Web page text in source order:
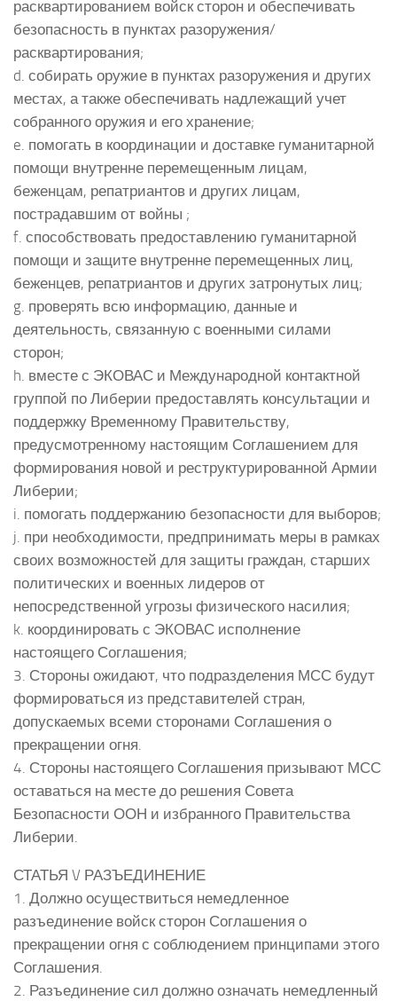
расквартированием войск сторон и обеспечивать
безопасность в пунктах разоружения/
расквартирования;
d. собирать оружие в пунктах разоружения и других
местах, а также обеспечивать надлежащий учет
собранного оружия и его хранение;
e. помогать в координации и доставке гуманитарной
помощи внутренне перемещенным лицам,
беженцам, репатриантов и других лицам,
пострадавшим от войны ;
f. способствовать предоставлению гуманитарной
помощи и защите внутренне перемещенных лиц,
беженцев, репатриантов и других затронутых лиц;
g. проверять всю информацию, данные и
деятельность, связанную с военными силами
сторон;
h. вместе с ЭКОВАС и Международной контактной
группой по Либерии предоставлять консультации и
поддержку Временному Правительству,
предусмотренному настоящим Соглашением для
формирования новой и реструктурированной Армии
Либерии;
i. помогать поддержанию безопасности для выборов;
j. при необходимости, предпринимать меры в рамках
своих возможностей для защиты граждан, старших
политических и военных лидеров от
непосредственной угрозы физического насилия;
k. координировать с ЭКОВАС исполнение
настоящего Соглашения;
3. Стороны ожидают, что подразделения МСС будут
формироваться из представителей стран,
допускаемых всеми сторонами Соглашения о
прекращении огня.
4. Стороны настоящего Соглашения призывают МСС
оставаться на месте до решения Совета
Безопасности ООН и избранного Правительства
Либерии.
СТАТЬЯ V РАЗЪЕДИНЕНИЕ
1. Должно осуществиться немедленное
разъединение войск сторон Соглашения о
прекращении огня с соблюдением принципами этого
Соглашения.
2. Разъединение сил должно означать немедленный